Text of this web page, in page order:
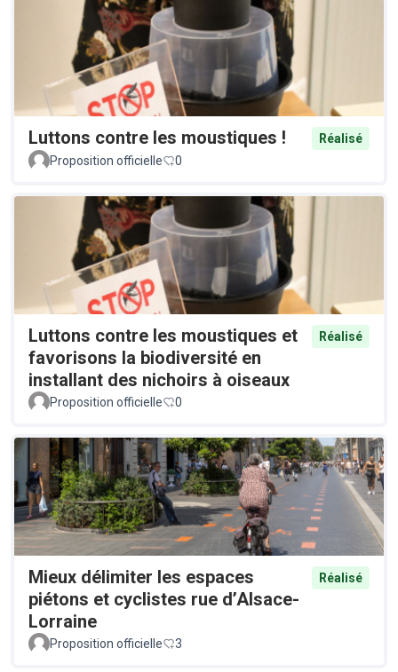
Luttons contre les moustiques !
Réalisé
Proposition officielle
0
Luttons contre les moustiques et
favorisons la biodiversité en
installant des nichoirs à oiseaux
Réalisé
Proposition officielle 0
Mieux délimiter les espaces
piétons et cyclistes rue d’Alsace-
Lorraine
Réalisé
Proposition officielle 3